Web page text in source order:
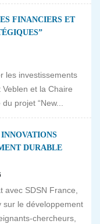
FINANCIERS ET
les investissements
et la Chaire
projet “New...
DURABLE
avec SDSN France,
sur le développement
chercheurs,